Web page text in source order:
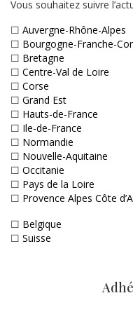
Vous souhaitez suivre
☐ Auvergne-Rhône-Alpes
☐ Bourgogne-Franche-
☐ Bretagne
☐ Centre-Val de Loire
☐ Corse
☐ Grand Est
☐ Hauts-de-France
☐ Ile-de-France
☐ Normandie
☐ Nouvelle-Aquitaine
☐ Occitanie
☐ Pays de la Loire
☐ Provence Alpes Côte
☐ Belgique
☐ Suisse